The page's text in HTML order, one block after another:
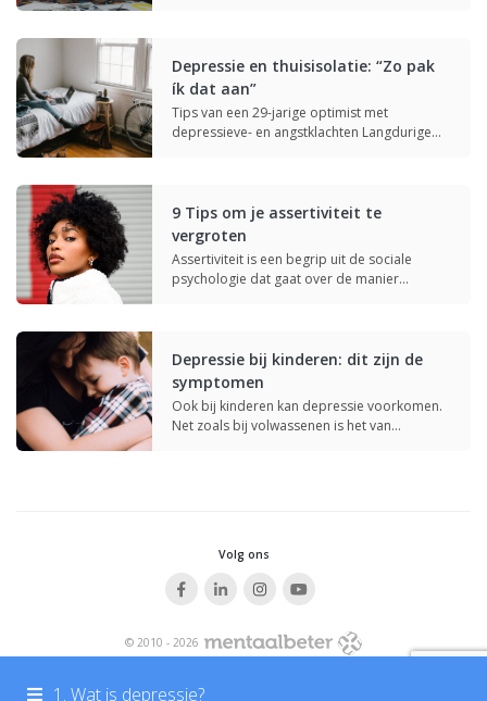
1. Wat is depressie?
Depressie en thuisisolatie: “Zo pak
ík dat aan”
Tips van een 29-jarige optimist met
depressieve- en angstklachten Langdurige
9 Tips om je assertiviteit te
vergroten
Assertiviteit is een begrip uit de sociale
psychologie dat gaat over de manier…
Depressie bij kinderen: dit zijn de
symptomen
Ook bij kinderen kan depressie voorkomen.
Net zoals bij volwassenen is het van…
Volg ons
© 2010 - 2026